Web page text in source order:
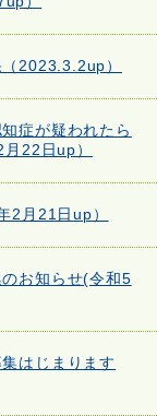
2023.3.2up）
症が疑われたら
22日up）
2月21日up）
お知らせ(令和5
はじまります